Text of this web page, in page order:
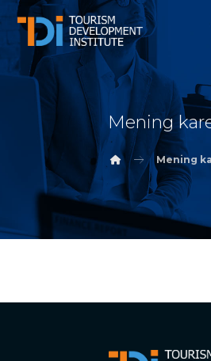
Mening
Mening